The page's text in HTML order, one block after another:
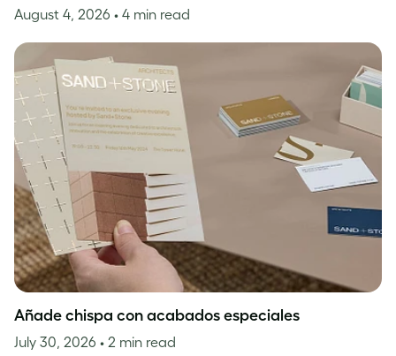
August 4, 2026 • 4 min read
Añade chispa con acabados especiales
July 30, 2026 • 2 min read